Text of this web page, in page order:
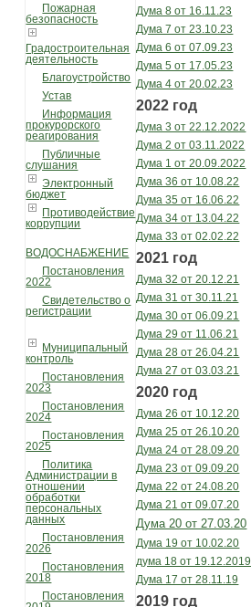
Пожарная
безопасность
Градостроительная
деятельность
Благоустройство
Устав
Информация
прокурорского
реагирования
Публичные
слушания
Электронный
бюджет
Противодействие
коррупции
ВОДОСНАБЖЕНИЕ
Постановления
2022
Свидетельство о
регистрации
Муниципальный
контроль
Постановления
2023
Постановления
2024
Постановления
2025
Политика
Администрации в
отношении
обработки
персональных
данных
Постановления
2026
Постановления
2018
Постановления
Дума 8 от 16.11.23
Дума 7 от 23.10.23
Дума 6 от 07.09.23
Дума 5 от 17.05.23
Дума 4 от 20.02.23
2022 год
Дума 3 от 22.12.2022
Дума 2 от 03.11.2022
Дума 1 от 20.09.2022
Дума 36 от 10.08.22
Дума 35 от 16.06.22
Дума 34 от 13.04.22
Дума 33 от 02.02.22
2021 год
Дума 32 от 20.12.21
Дума 31 от 30.11.21
Дума 30 от 06.09.21
Дума 29 от 11.06.21
Дума 28 от 26.04.21
Дума 27 от 03.03.21
2020 год
Дума 26 от 10.12.20
Дума 25 от 26.10.20
Дума 24 от 28.09.20
Дума 23 от 09.09.20
Дума 22 от 24.08.20
Дума 21 от 09.07.20
Дума 20 от 27.03.20
Дума 19 от 10.02.20
дума 18 от 19.12.2019
Дума 17 от 28.11.19
2019 год